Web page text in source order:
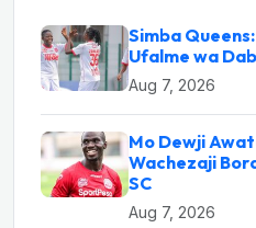
Simba
Ufalme wa
Aug 7, 2026
Mo Dewji
Wachezaji
SC
Aug 7, 2026